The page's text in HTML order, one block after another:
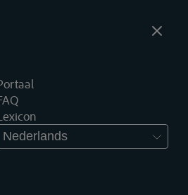
Nederlands
Raad van
Vlaamse